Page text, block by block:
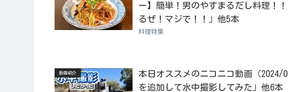
ー】簡単！男のやすまるだし料理！
るぜ！マジで！！」他5本
料理特集
動画紹介
本日オススメのニコニコ動画（
を追加して水中撮影してみた」他6本